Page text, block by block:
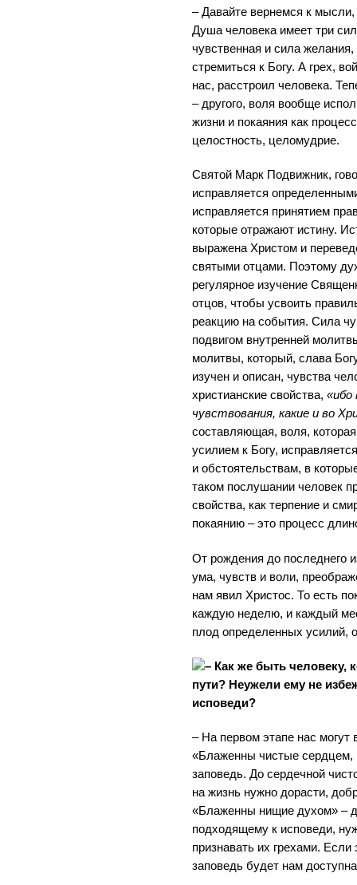
– Давайте вернемся к мысли,
Душа человека имеет три
чувственная и сила
стремиться к Богу. А грех,
нас, расстроил человека.
– другого, воля вообще
жизни и покаяния как
целостность, целомудрие.
Святой Марк Подвижник,
исправляется
исправляется принятием
которые отражают истину.
выражена Христом и
святыми отцами. Поэтому
регулярное изучение
отцов, чтобы усвоить
реакцию на события. Сила
подвигом внутренней
молитвы, который, слава
изучен и описан, чувства
христианские свойства,
чувствования, какие и во
составляющая, воля,
усилием к Богу,
и обстоятельствам, в
таком послушании человек
свойства, как терпение и
покаянию – это процесс
От рождения до последнего
ума, чувств и воли,
нам явил Христос. То есть
каждую неделю, и каждый
плод определенных усилий,
– Как же быть человеку,
пути? Неужели ему не
исповеди?
– На первом этапе нас могут
«Блаженны чистые сердцем,
заповедь. До сердечной
на жизнь нужно дорасти,
«Блаженны нищие духом» –
подходящему к исповеди,
признавать их грехами. Если
заповедь будет нам